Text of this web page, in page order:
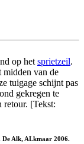
op het sprietzeil.
midden van de
tuigage schijnt pas
gekregen te
retour. [Tekst:
Alk, ALkmaar 2006.